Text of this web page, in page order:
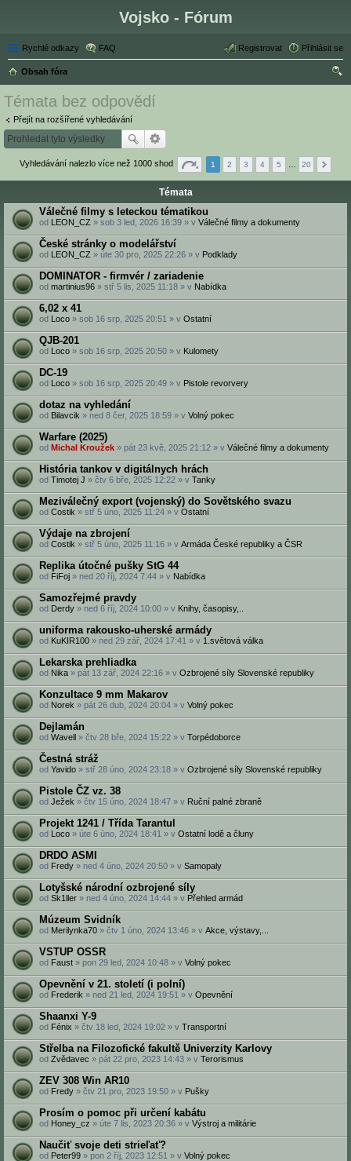
Vojsko - Fórum
Rychlé odkazy FAQ Přihlásit se
Registrovat
Obsah fóra
Témata bez odpovědí
Přejít na rozšířené vyhledávání
Vyhledávání nalezlo více než 1000 shod 1 2 3 4 5 20
Témata
Válečné filmy s leteckou tématikou
od LEON_CZ » sob 3 led, 2026 16:39 » v Válečné filmy a dokumenty
České stránky o modelářství
od LEON_CZ » úte 30 pro, 2025 22:26 » v Podklady
DOMINATOR - firmvér / zariadenie
od martinius96 » stř 5 lis, 2025 11:18 » v Nabídka
6,02 x 41
od Loco » sob 16 srp, 2025 20:51 » v Ostatní
QJB-201
od Loco » sob 16 srp, 2025 20:50 » v Kulomety
DC-19
od Loco » sob 16 srp, 2025 20:49 » v Pistole revorvery
dotaz na vyhledání
od Bilavcik » ned 8 čer, 2025 18:59 » v Volný pokec
Warfare (2025)
od Michal Kroužek » pát 23 kvě, 2025 21:12 » v Válečné filmy a dokumenty
História tankov v digitálnych hrách
od Timotej J » čtv 6 bře, 2025 12:22 » v Tanky
Meziválečný export (vojenský) do Sovětského svazu
od Costik » stř 5 úno, 2025 11:24 » v Ostatní
Výdaje na zbrojení
od Costik » stř 5 úno, 2025 11:16 » v Armáda České republiky a ČSR
Replika útočné pušky StG 44
od FiFoj » ned 20 říj, 2024 7:44 » v Nabídka
Samozřejmé pravdy
od Derdy » ned 6 říj, 2024 10:00 » v Knihy, časopisy,..
uniforma rakousko-uherské armády
od KuKIR100 » ned 29 zář, 2024 17:41 » v 1.světová válka
Lekarska prehliadka
od Nika » pát 13 zář, 2024 22:16 » v Ozbrojené síly Slovenské republiky
Konzultace 9 mm Makarov
od Norek » pát 26 dub, 2024 20:04 » v Volný pokec
Dejlamán
od Wavell » čtv 28 bře, 2024 15:22 » v Torpédoborce
Čestná stráž
od Yavido » stř 28 úno, 2024 23:18 » v Ozbrojené síly Slovenské republiky
Pistole ČZ vz. 38
od Ježek » čtv 15 úno, 2024 18:47 » v Ruční palné zbraně
Projekt 1241 / Třída Tarantul
od Loco » úte 6 úno, 2024 18:41 » v Ostatní lodě a čluny
DRDO ASMI‎
od Fredy » ned 4 úno, 2024 20:50 » v Samopaly
Lotyšské národní ozbrojené síly
od Sk1ller » ned 4 úno, 2024 14:44 » v Přehled armád
Múzeum Svidník
od Merilynka70 » čtv 1 úno, 2024 13:46 » v Akce, výstavy,...
VSTUP OSSR
od Faust » pon 29 led, 2024 10:48 » v Volný pokec
Opevnění v 21. století (i polní)
od Frederik » ned 21 led, 2024 19:51 » v Opevnění
Shaanxi Y-9
od Fénix » čtv 18 led, 2024 19:02 » v Transportní
Střelba na Filozofické fakultě Univerzity Karlovy
od Zvědavec » pát 22 pro, 2023 14:43 » v Terorismus
ZEV 308 Win AR10
od Fredy » čtv 21 pro, 2023 19:50 » v Pušky
Prosím o pomoc při určení kabátu
od Honey_cz » úte 7 lis, 2023 20:36 » v Výstroj a militárie
Naučiť svoje deti strieľať?
od Peter99 » pon 2 říj, 2023 12:51 » v Volný pokec